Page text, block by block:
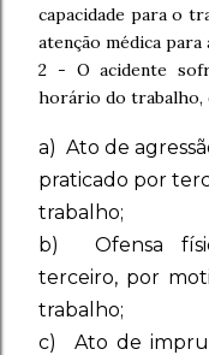
capacidade para o
atenção médica para
2 - O acidente
horário do trabalho,
a) Ato de
praticado por
trabalho;
b) Ofensa
terceiro, por
trabalho;
c) Ato de